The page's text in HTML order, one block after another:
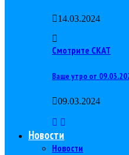
14.03.2024
Смотрите СКАТ
Ваше утро от
09.03.2024
Новости
Новости